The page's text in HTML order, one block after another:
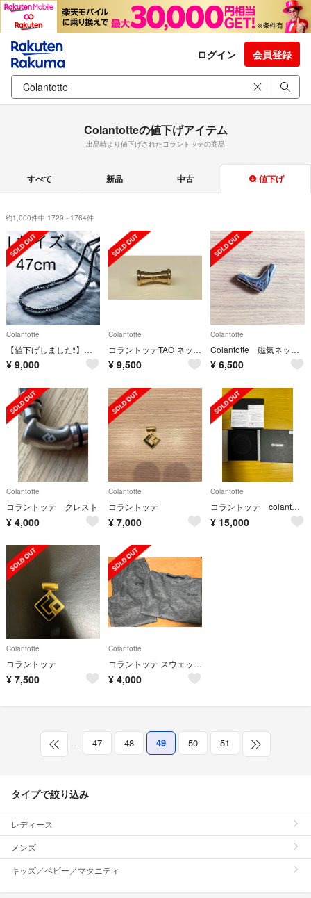
ログイン 会員登録
Colantotteの値下げアイテム
出品時より値下げされたコラントッテの商品
すべて 新品 中古 値下げ
約1,000件中 1729 - 1764件
Colantotte
【値下げしました❗️】コラントッテネックレスluce
¥ 9,000
Colantotte
コラントッテTAO ネックレススリム RAFFIMINI
¥ 9,500
Colantotte
Colantotte 磁気ネックレス
¥ 6,500
Colantotte
コラントッテ クレスト
¥ 4,000
Colantotte
コラントッテ
¥ 7,000
Colantotte
コラントッテ colantotte LUCEα 箱
¥ 15,000
Colantotte
コラントッテ
¥ 7,500
Colantotte
コラントッテ スウェット 上下セット
¥ 4,000
… 47 48 49 50 51
タイプで絞り込み
レディース
メンズ
キッズ／ベビー／マタニティ